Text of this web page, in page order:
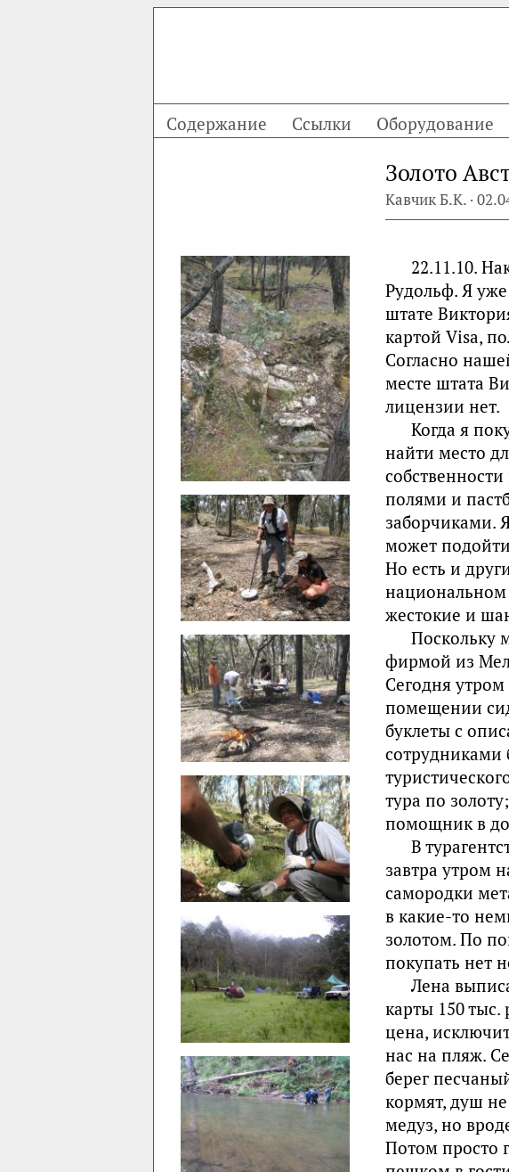
Содержание Ссылки Оборудование
Золото
Кавчик Б.К. ·
22.11.10.
Рудольф. Я уже
штате
картой Visa,
Согласно
месте штата
лицензии нет.
Когда я
найти место
полями и
заборчиками.
может
Но есть и
национальном
жестокие и
Поскольку
фирмой из
Сегодня
помещении
буклеты с
сотрудниками
тура по
помощник в
В
завтра утром
самородки
в какие-то
золотом. По
покупать нет
Лена
карты 150 тыс.
цена,
нас на пляж.
берег
кормят, душ
медуз, но
Потом просто